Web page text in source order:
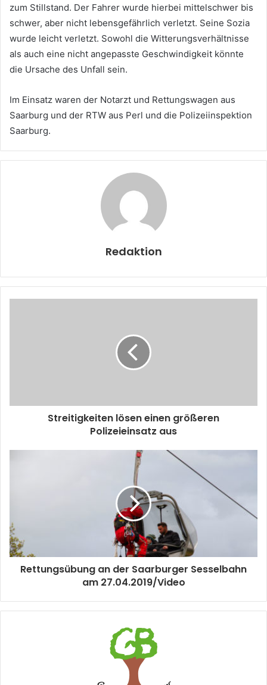
zum Stillstand. Der Fahrer wurde hierbei mittelschwer bis
schwer, aber nicht lebensgefährlich verletzt. Seine Sozia
wurde leicht verletzt. Sowohl die Witterungsverhältnisse
als auch eine nicht angepasste Geschwindigkeit könnte
die Ursache des Unfall sein.
Im Einsatz waren der Notarzt und Rettungswagen aus
Saarburg und der RTW aus Perl und die Polizeiinspektion
Saarburg.
Redaktion
Streitigkeiten lösen einen größeren
Polizeieinsatz aus
Rettungsübung an der Saarburger Sesselbahn
am 27.04.2019/Video